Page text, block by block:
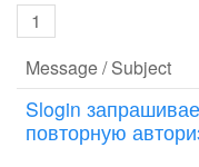
1
Message / Subject
Slogin
повторную